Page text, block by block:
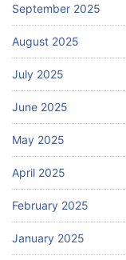
September 2025
August 2025
July 2025
June 2025
May 2025
April 2025
February 2025
January 2025